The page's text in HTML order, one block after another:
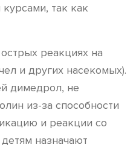
так как
реакциях на
и других насекомых).
димедрол, не
из-за способности
и реакции со
назначают